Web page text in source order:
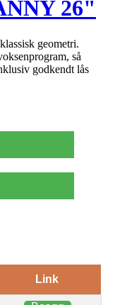
26"
–
geometri.
så
godkendt lås
Link